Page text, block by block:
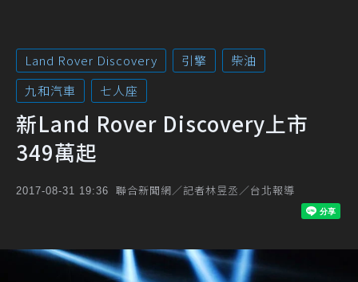
Land Rover Discovery 引擎
柴油
九和汽車
七人座
新Land Rover Discovery上市
349萬起
2017-08-31 19:36 聯合新聞網／記者林昱丞／台北報導